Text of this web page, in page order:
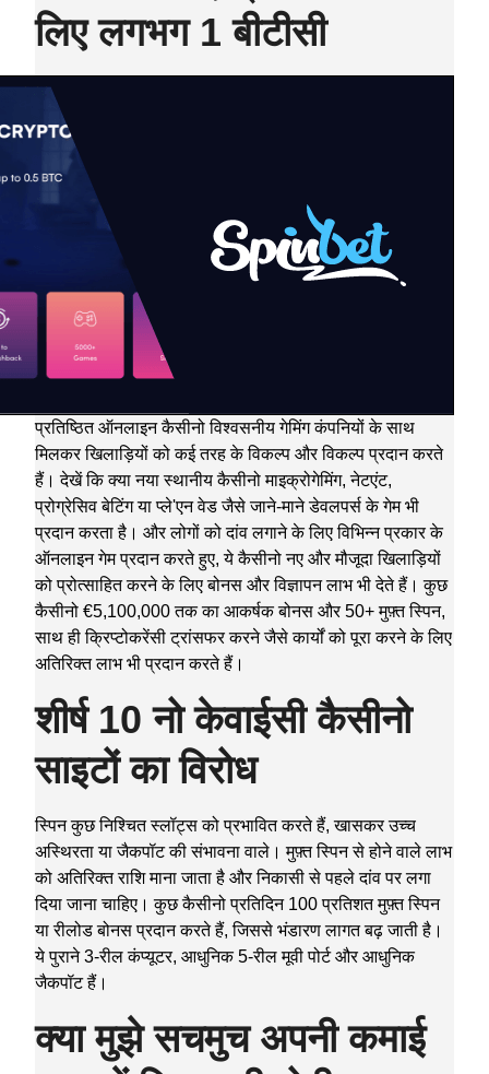
लिए लगभग 1 बीटीसी
प्रतिष्ठित ऑनलाइन कैसीनो विश्वसनीय गेमिंग कंपनियों के साथ
मिलकर खिलाड़ियों को कई तरह के विकल्प और विकल्प प्रदान करते
हैं। देखें कि क्या नया स्थानीय कैसीनो माइक्रोगेमिंग, नेटएंट,
प्रोग्रेसिव बेटिंग या प्ले'एन वेड जैसे जाने-माने डेवलपर्स के गेम भी
प्रदान करता है। और लोगों को दांव लगाने के लिए विभिन्न प्रकार के
ऑनलाइन गेम प्रदान करते हुए, ये कैसीनो नए और मौजूदा खिलाड़ियों
को प्रोत्साहित करने के लिए बोनस और विज्ञापन लाभ भी देते हैं। कुछ
कैसीनो €5,100,000 तक का आकर्षक बोनस और 50+ मुफ़्त स्पिन,
साथ ही क्रिप्टोकरेंसी ट्रांसफर करने जैसे कार्यों को पूरा करने के लिए
अतिरिक्त लाभ भी प्रदान करते हैं।
शीर्ष 10 नो केवाईसी कैसीनो
साइटों का विरोध
स्पिन कुछ निश्चित स्लॉट्स को प्रभावित करते हैं, खासकर उच्च
अस्थिरता या जैकपॉट की संभावना वाले। मुफ़्त स्पिन से होने वाले लाभ
को अतिरिक्त राशि माना जाता है और निकासी से पहले दांव पर लगा
दिया जाना चाहिए। कुछ कैसीनो प्रतिदिन 100 प्रतिशत मुफ़्त स्पिन
या रीलोड बोनस प्रदान करते हैं, जिससे भंडारण लागत बढ़ जाती है।
ये पुराने 3-रील कंप्यूटर, आधुनिक 5-रील मूवी पोर्ट और आधुनिक
जैकपॉट हैं।
क्या मुझे सचमुच अपनी कमाई